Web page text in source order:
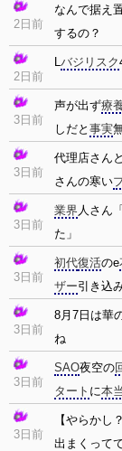
2日前
なんで据え
するの？
2日前
Lバジリスク
3日前
声が出ず療
しだと 事実
3日前
代理店さん
さんの寒い
3日前
業界 人さん
た」
3日前
初代復活のe
ザー引き込
3日前
8月7日は華
ね
3日前
SAO夜空の
タート に本当
3日前
【やらかし
出まくって